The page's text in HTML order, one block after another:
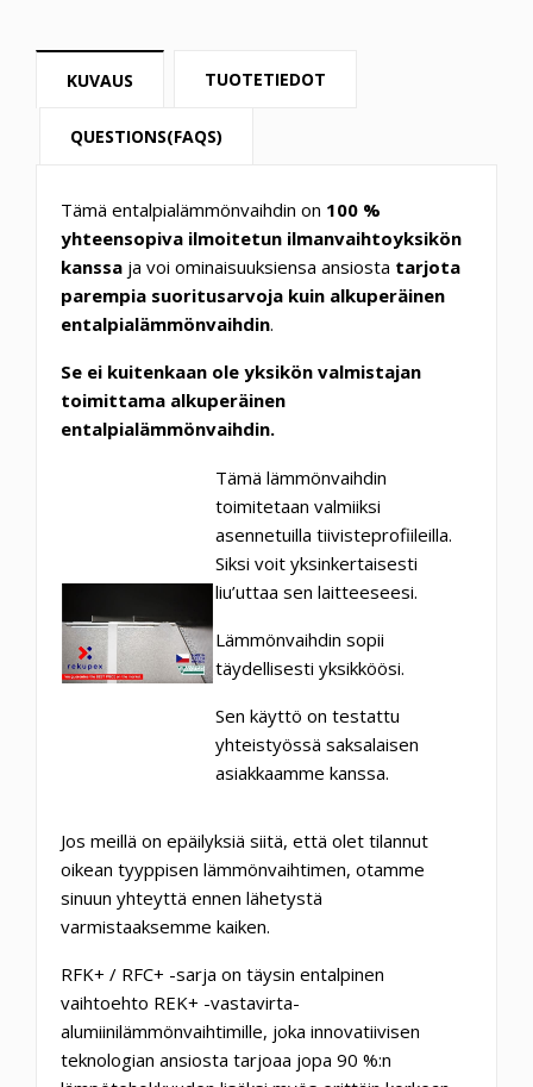
KUVAUS TUOTETIEDOT
QUESTIONS(FAQS)
Tämä entalpialämmönvaihdin on 100 %
yhteensopiva ilmoitetun ilmanvaihtoyksikön
kanssa ja voi ominaisuuksiensa ansiosta tarjota
parempia suoritusarvoja kuin alkuperäinen
entalpialämmönvaihdin.
Se ei kuitenkaan ole yksikön valmistajan
toimittama alkuperäinen
entalpialämmönvaihdin.
Tämä lämmönvaihdin
toimitetaan valmiiksi
asennetuilla tiivisteprofiileilla.
Siksi voit yksinkertaisesti
liu’uttaa sen laitteeseesi.
Lämmönvaihdin sopii
täydellisesti yksikköösi.
Sen käyttö on testattu
yhteistyössä saksalaisen
asiakkaamme kanssa.
Jos meillä on epäilyksiä siitä, että olet tilannut
oikean tyyppisen lämmönvaihtimen, otamme
sinuun yhteyttä ennen lähetystä
varmistaaksemme kaiken.
RFK+ / RFC+ -sarja on täysin entalpinen
vaihtoehto REK+ -vastavirta-
alumiinilämmönvaihtimille, joka innovatiivisen
teknologian ansiosta tarjoaa jopa 90 %:n